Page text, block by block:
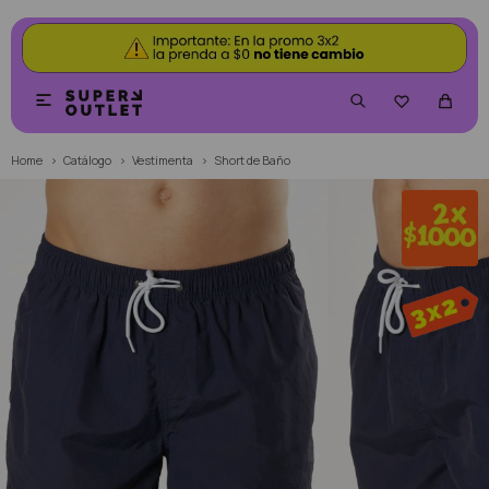


Home Catálogo Vestimenta Short de Baño